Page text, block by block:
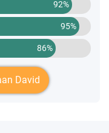
92%
95%
86%
David